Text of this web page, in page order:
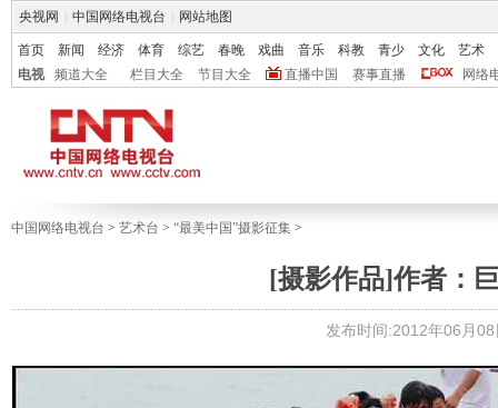
央视网 中国网络电视台 网站地图
首页 新闻 经济 体育 综艺 春晚 戏曲 音乐 科教 青少 文化
艺术
电视
频道大全 栏目大全 节目大全 直播中国 赛事直播 网络
中国网络电视台 > 艺术台 > “最美中国”摄影征集 >
[摄影作品]作者：
发布时间:2012年06月